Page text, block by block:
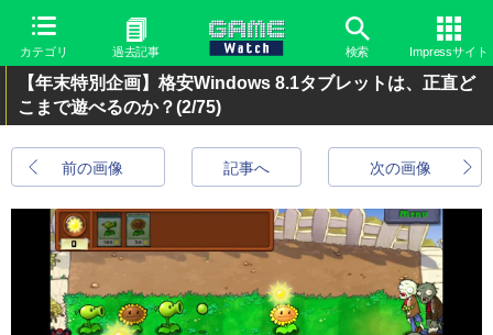
カテゴリ 過去記事 検索 Impressサイト
【年末特別企画】格安Windows 8.1タブレットは、正直ど
こまで遊べるのか？(2/75)
前の画像 次の画像
記事へ